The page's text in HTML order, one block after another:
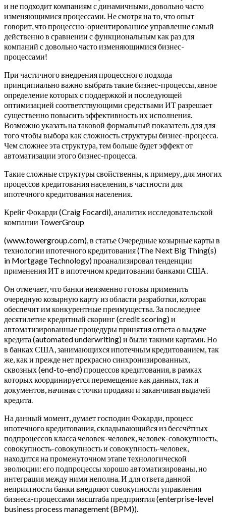
и не подходит компаниям с динамичными, довольно часто
изменяющимися процессами. Не смотря на то, что опыт
говорит, что процессно-ориентированное управление самый
действенно в сравнении с функциональным как раз для
компаний с довольно часто изменяющимися бизнес-
процессами!
При частичного внедрения процессного подхода
принципиально важно выбрать такие бизнес-процессы, явное
определение которых с поддержкой и последующей
оптимизацией соответствующими средствами ИТ разрешает
существенно повысить эффективность их исполнения.
Возможно указать на таковой формальный показатель для для
того чтобы выбора как сложность структуры бизнес-процесса.
Чем сложнее эта структура, тем больше будет эффект от
автоматизации этого бизнес-процесса.
Такие сложные структуры свойственны, к примеру, для многих
процессов кредитования населения, в частности для
ипотечного кредитования населения.
Крейг Фокарди (Craig Focardi), аналитик исследовательской
компании TowerGroup
(www.towergroup.com), в статье Очередные козырные карты в
технологии ипотечного кредитования (The Next Big Thing(s)
in Mortgage Technology) проанализировал тенденции
применения ИТ в ипотечном кредитовании банками США.
Он отмечает, что банки неизменно готовы применить
очередную козырную карту из области разработки, которая
обеспечит им конкурентные преимущества. За последнее
десятилетие кредитный скоринг (credit scoring) и
автоматизированные процедуры принятия ответа о выдаче
кредита (automated underwriting) и были такими картами. Но
в банках США, занимающихся ипотечным кредитованием, так
же, как и прежде нет прекрасно синхронизированных,
сквозных (end-to-end) процессов кредитования, в рамках
которых координируется перемещение как данных, так и
документов, начиная с точки продажи и заканчивая выдачей
кредита.
На данный момент, думает господин Фокарди, процесс
ипотечного кредитования, складывающийся из бессчётных
подпроцессов класса человек-человек, человек-совокупность,
совокупность-совокупность и совокупность-человек,
находится на промежуточном этапе технологической
эволюции: его подпроцессы хорошо автоматизированы, но
интеграция между ними неполна. И для ответа данной
неприятности банки внедряют совокупности управления
бизнеса-процессами масштаба предприятия (enterprise-level
business process management (BPM)).